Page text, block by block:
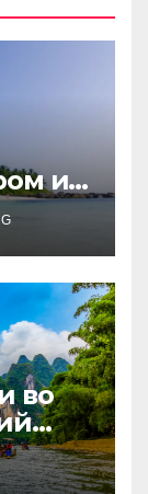
и
в
во